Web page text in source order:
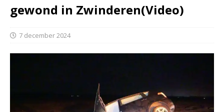
gewond in Zwinderen(Video)
7 december 2024